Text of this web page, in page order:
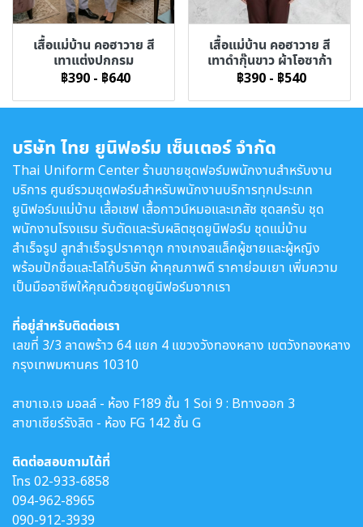
เสื้อแม่บ้าน คอฮาวาย สี
เทาแต่งปกกรม
฿390 - ฿640
เสื้อแม่บ้าน คอฮาวาย สี
เทาดำกุ๊นขาว ผ้าโอซาก้า
฿390 - ฿540
บริษัท ไทย ยูนิฟอร์ม เซ็นเตอร์ จำกัด
Thai Uniform Center ร้านขายชุดฟอร์มพนักงานสำหรับงาน
บริการ ศูนย์รวมชุดฟอร์มสำหรับพนักงานบริการทุกประเภท
ยูนิฟอร์มแม่บ้าน เสื้อเชฟ เสื้อกาวน์หมอและเภสัช ชุดสครับ ชุด
พนักงานโรงแรม รับตัดและรับผลิตชุดยูนิฟอร์ม ชุดแม่บ้าน
สำเร็จรูป สูทสำเร็จรูปราคาถูก กางเกงสแล็คผู้ชายและผู้หญิง
พร้อมปักชื่อและโลโก้บริษัท ผ้าคุณภาพดี ราคาย่อมเยา เพิ่มความ
เป็นมืออาชีพให้คุณด้วยชุดยูนิฟอร์มจากเรา
ที่อยู่สำหรับติดต่อเรา
เลขที่ 3/3 ลาดพร้าว 64 แยก 4 แขวงวังทองหลาง เขตวังทองหลาง
กรุงเทพมหานคร 10310
สาขาเจ.เจ มอลล์ - ห้อง F189 ชั้น 1 Soi 9 : Bทางออก 3
สาขาเซียร์รังสิต - ห้อง FG 142 ชั้น G
ติดต่อสอบถามได้ที่
โทร02-933-6858
094-962-8965
090-912-3939